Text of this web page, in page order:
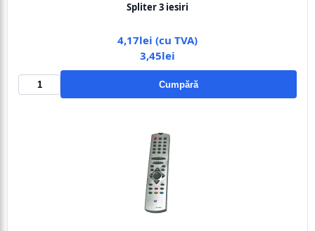
Spliter 3 iesiri
4,17lei (cu TVA)
3,45lei
Cumpără